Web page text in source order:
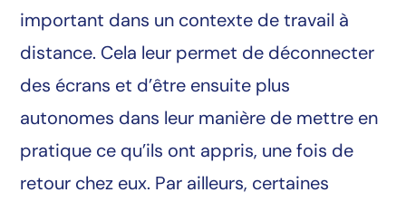
important dans un contexte de travail à
distance. Cela leur permet de déconnecter
des écrans et d’être ensuite plus
autonomes dans leur manière de mettre en
pratique ce qu’ils ont appris, une fois de
retour chez eux. Par ailleurs, certaines